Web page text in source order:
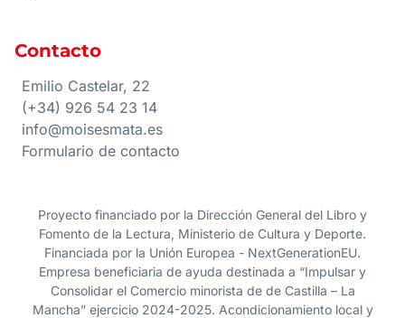
Contacto
Emilio Castelar, 22
(+34) 926 54 23 14
info@moisesmata.es
Formulario de contacto
Proyecto financiado por la Dirección General del Libro y
Fomento de la Lectura, Ministerio de Cultura y Deporte.
Financiada por la Unión Europea - NextGenerationEU.
Empresa beneficiaria de ayuda destinada a “Impulsar y
Consolidar el Comercio minorista de de Castilla – La
Mancha” ejercicio 2024-2025. Acondicionamiento local y